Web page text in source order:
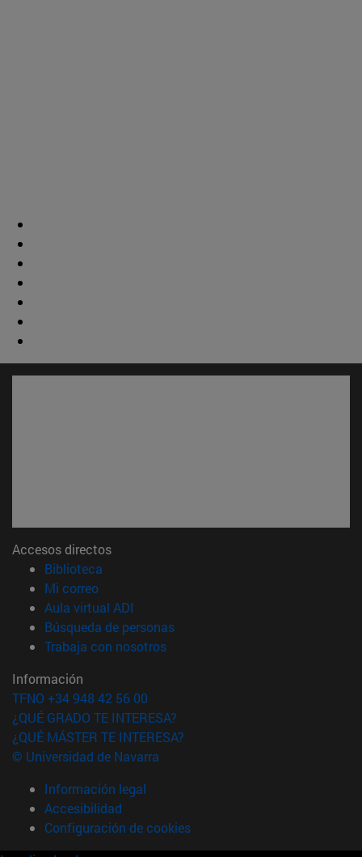
Accesos directos
Biblioteca
Mi correo(abre en nueva ventana)
Aula virtual ADI
Búsqueda de personas(abre en nueva ventana)
Trabaja con nosotros(abre en nueva ventana)
Información
TFNO +34 948 42 56 00
¿QUÉ GRADO TE INTERESA?
¿QUÉ MÁSTER TE INTERESA?
© Universidad de Navarra
Información legal
Accesibilidad
Configuración de cookies